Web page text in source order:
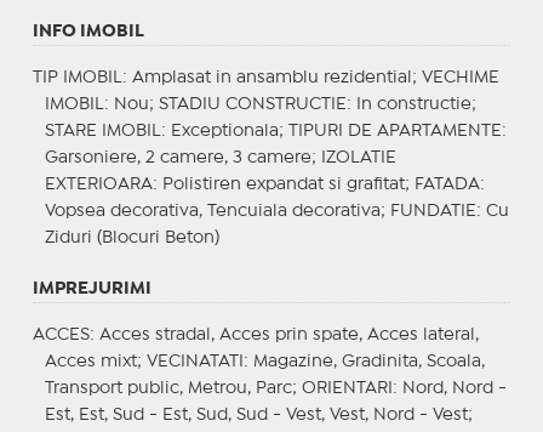
INFO IMOBIL
TIP IMOBIL : Amplasat in ansamblu rezidential; VECHIME
IMOBIL : Nou; STADIU CONSTRUCTIE : In constructie;
STARE IMOBIL : Exceptionala; TIPURI DE APARTAMENTE :
Garsoniere, 2 camere, 3 camere;
IZOLATIE
EXTERIOARA: Polistiren expandat si grafitat; FATADA:
Vopsea decorativa, Tencuiala decorativa; FUNDATIE : Cu
Ziduri (Blocuri Beton)
IMPREJURIMI
ACCES: Acces stradal, Acces prin spate, Acces lateral,
Acces mixt; VECINATATI : Magazine, Gradinita, Scoala,
Transport public, Metrou, Parc; ORIENTARI : Nord, Nord -
Est, Est, Sud - Est, Sud, Sud - Vest, Vest, Nord - Vest;